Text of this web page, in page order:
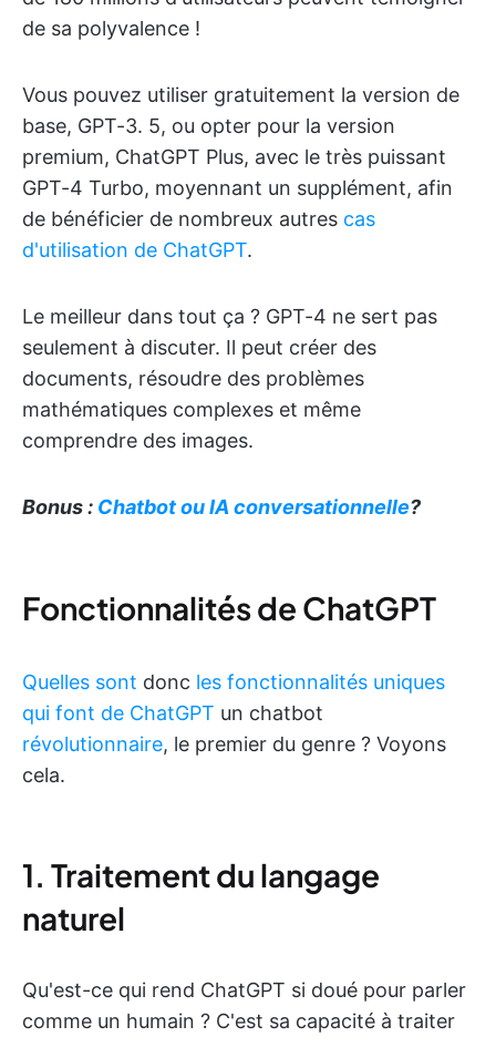
de sa polyvalence !
Vous pouvez utiliser gratuitement la version de
base, GPT-3. 5, ou opter pour la version
premium, ChatGPT Plus, avec le très puissant
GPT-4 Turbo, moyennant un supplément, afin
de bénéficier de nombreux autres cas
d'utilisation de ChatGPT.
Le meilleur dans tout ça ? GPT-4 ne sert pas
seulement à discuter. Il peut créer des
documents, résoudre des problèmes
mathématiques complexes et même
comprendre des images.
Bonus : Chatbot ou IA conversationnelle?
Fonctionnalités de ChatGPT
Quelles sont donc les fonctionnalités uniques
qui font de ChatGPT un chatbot
révolutionnaire, le premier du genre ? Voyons
cela.
1. Traitement du langage
naturel
Qu'est-ce qui rend ChatGPT si doué pour parler
comme un humain ? C'est sa capacité à traiter